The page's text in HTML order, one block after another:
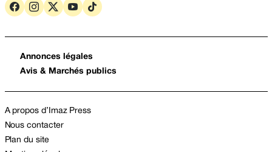
Annonces légales
Avis & Marchés publics
A propos d’Imaz Press
Nous contacter
Plan du site